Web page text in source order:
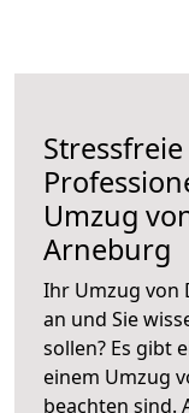
Umzug
Arneburg
Ihr Umzug von
an und Sie
sollen? Es gibt
einem Umzug
beachten sind.